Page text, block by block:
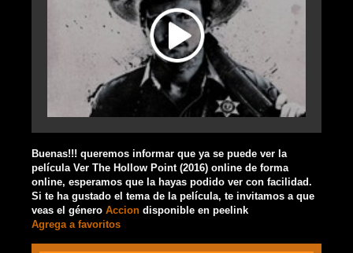
Buenas!!! queremos informar que ya se puede ver la
película Ver The Hollow Point (2016) online de forma
online, esperamos que la hayas podido ver con facilidad.
Si te ha gustado el tema de la película, te invitamos a que
veas el género Accion disponible en peelink
Agrega a favoritos